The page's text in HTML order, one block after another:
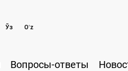
Ўз Oʻz
Вопросы-ответы